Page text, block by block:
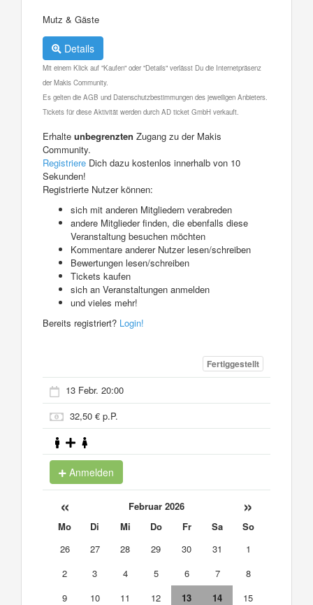
Mutz & Gäste
Details
Mit einem Klick auf "Kaufen" oder "Details" verlässt Du die Internetpräsenz
der Makis Community.
Es gelten die AGB und Datenschutzbestimmungen des jeweiligen Anbieters.
Tickets für diese Aktivität werden durch AD ticket GmbH verkauft.
Erhalte unbegrenzten Zugang zu der Makis
Community.
Registriere Dich dazu kostenlos innerhalb von 10
Sekunden!
Registrierte Nutzer können:
sich mit anderen Mitgliedern verabreden
andere Mitglieder finden, die ebenfalls diese
Veranstaltung besuchen möchten
Kommentare anderer Nutzer lesen/schreiben
Bewertungen lesen/schreiben
Tickets kaufen
sich an Veranstaltungen anmelden
und vieles mehr!
Bereits registriert? Login!
Fertiggestellt
13 Febr. 20:00
32,50 € p.P.
Anmelden
« Februar 2026 »
Mo Di Mi Do Fr Sa
So
26
27 28 29 30 31
1
2
3 4 5 6 7
8
9
10 11 12 13 14
15